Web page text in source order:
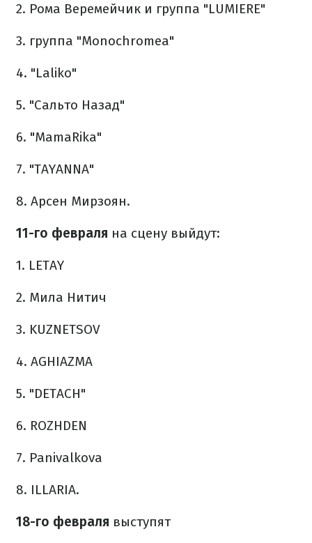
2. Рома Веремейчик и группа "LUMIERE"
3. группа "Monochromea"
4. "Laliko"
5. "Сальто Назад"
6. "MamaRika"
7. "TAYANNA"
8. Арсен Мирзоян.
11-го февраля на сцену выйдут:
1. LETAY
2. Мила Нитич
3. KUZNETSOV
4. AGHIAZMA
5. "DETACH"
6. ROZHDEN
7. Panivalkova
8. ILLARIA.
18-го февраля выступят